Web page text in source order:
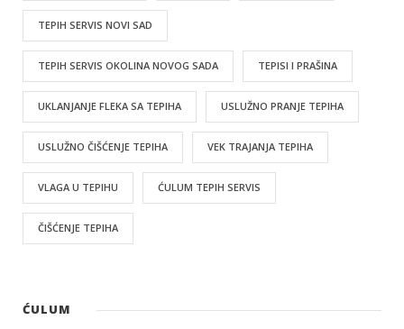
TEPIH SERVIS NOVI SAD
TEPIH SERVIS OKOLINA NOVOG SADA TEPISI I PRAŠINA
UKLANJANJE FLEKA SA TEPIHA USLUŽNO PRANJE TEPIHA
USLUŽNO ČIŠĆENJE TEPIHA VEK TRAJANJA TEPIHA
VLAGA U TEPIHU ĆULUM TEPIH SERVIS
ČIŠĆENJE TEPIHA
ĆULUM